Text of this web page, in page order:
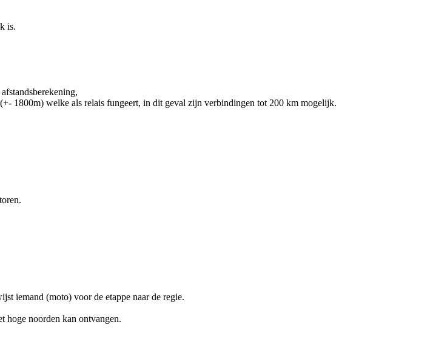
is.
1800m) welke als relais fungeert, in dit geval zijn verbindingen tot 200 km mogelijk.
iemand (moto) voor de etappe naar de regie.
hoge noorden kan ontvangen.